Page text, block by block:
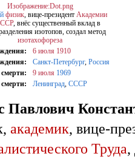
Изображение:Dot.png
физик, вице-президент Академии
, внёс существенный вклад в
изотопов, создал метод
изотахофореза
6 июля 1910
Санкт-Петербург, Россия
9 июля 1969
Ленинград, СССР
Павлович
академик, вице-
Труда,